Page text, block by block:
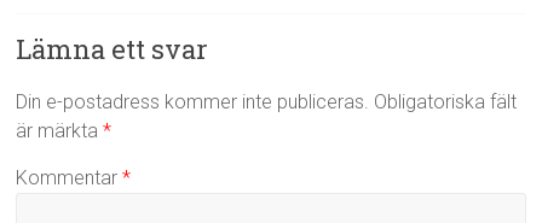
Lämna ett svar
Din e-postadress kommer inte publiceras. Obligatoriska fält
är märkta*
Kommentar*